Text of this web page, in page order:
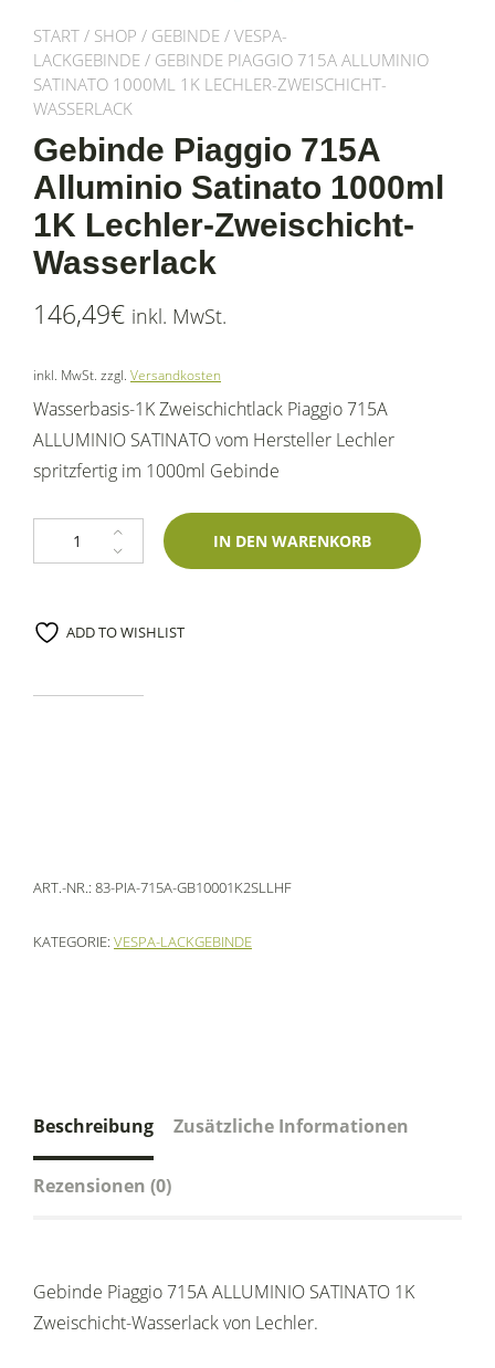
START / SHOP / GEBINDE / VESPA-
LACKGEBINDE / GEBINDE PIAGGIO 715A ALLUMINIO
SATINATO 1000ML 1K LECHLER-ZWEISCHICHT-
WASSERLACK
Gebinde Piaggio 715A
Alluminio Satinato 1000ml
1K Lechler-Zweischicht-
Wasserlack
146,49€ inkl. MwSt.
inkl. MwSt. zzgl. Versandkosten
Wasserbasis-1K Zweischichtlack Piaggio 715A
ALLUMINIO SATINATO vom Hersteller Lechler
spritzfertig im 1000ml Gebinde
Gebinde Piaggio 715A Alluminio Satinato 1000ml 1K Lechler-
IN DEN WARENKORB
ADD TO WISHLIST
ART.-NR.: 83-PIA-715A-GB10001K2SLLHF
KATEGORIE: VESPA-LACKGEBINDE
Beschreibung Zusätzliche Informationen
Rezensionen (0)
Gebinde Piaggio 715A ALLUMINIO SATINATO 1K
Zweischicht-Wasserlack von Lechler.